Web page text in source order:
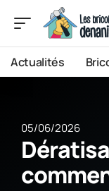
Actualités
05/06/2026